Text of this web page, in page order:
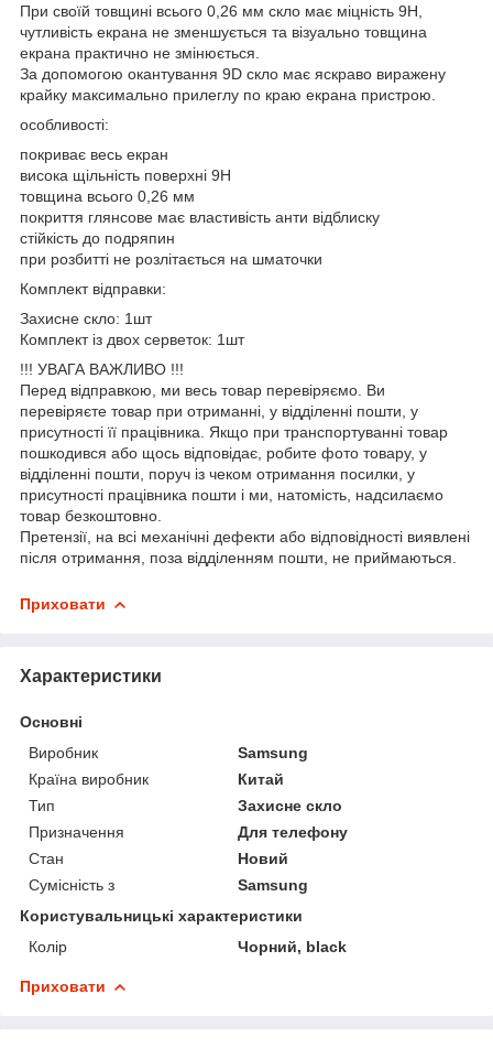
При своїй товщині всього 0,26 мм скло має міцність 9Н,
чутливість екрана не зменшується та візуально товщина
екрана практично не змінюється.
За допомогою окантування 9D скло має яскраво виражену
крайку максимально прилеглу по краю екрана пристрою.
особливості:
покриває весь екран
висока щільність поверхні 9Н
товщина всього 0,26 мм
покриття глянсове має властивість анти відблиску
стійкість до подряпин
при розбитті не розлітається на шматочки
Комплект відправки:
Захисне скло: 1шт
Комплект із двох серветок: 1шт
!!! УВАГА ВАЖЛИВО !!!
Перед відправкою, ми весь товар перевіряємо. Ви
перевіряєте товар при отриманні, у відділенні пошти, у
присутності її працівника. Якщо при транспортуванні товар
пошкодився або щось відповідає, робите фото товару, у
відділенні пошти, поруч із чеком отримання посилки, у
присутності працівника пошти і ми, натомість, надсилаємо
товар безкоштовно.
Претензії, на всі механічні дефекти або відповідності виявлені
після отримання, поза відділенням пошти, не приймаються.
Приховати
Характеристики
Основні
Виробник
Samsung
Країна виробник
Китай
Тип
Захисне скло
Призначення
Для телефону
Стан
Новий
Сумісність з
Samsung
Користувальницькі характеристики
Колір
Чорний, black
Приховати